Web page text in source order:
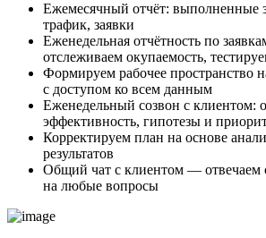
Ежемесячный отчёт: выполненные
трафик, заявки
Еженедельная отчётность по
отслеживаем окупаемость,
Формируем рабочее пространство
с доступом ко всем данным
Еженедельный созвон с клиентом:
эффективность, гипотезы и
Корректируем план на основе
результатов
Общий чат с клиентом — отвечаем
на любые вопросы